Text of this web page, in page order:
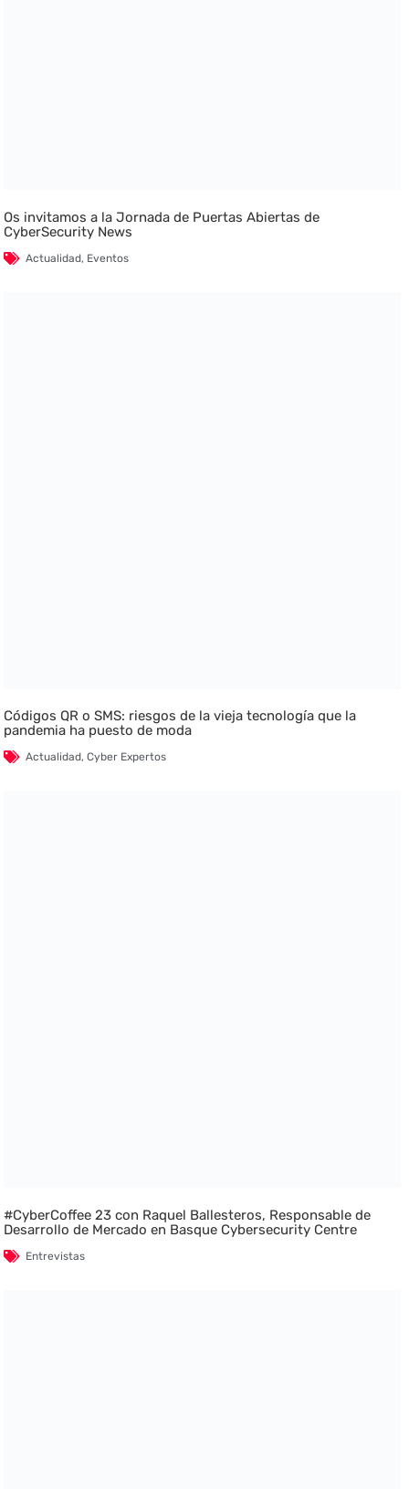
Os invitamos a la Jornada de Puertas Abiertas de
CyberSecurity News
Actualidad, Eventos
Códigos QR o SMS: riesgos de la vieja tecnología que la
pandemia ha puesto de moda
Actualidad,Cyber Expertos
#CyberCoffee 23 con Raquel Ballesteros, Responsable de
Desarrollo de Mercado en Basque Cybersecurity Centre
Entrevistas